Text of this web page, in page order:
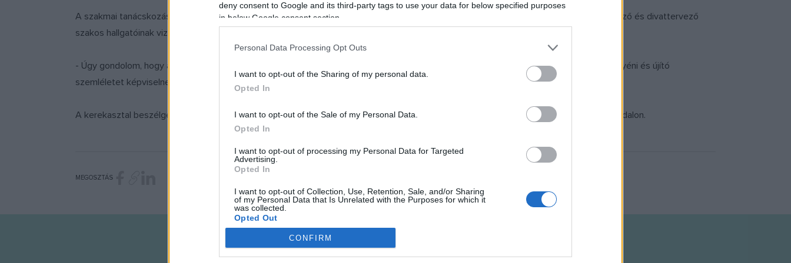
deny consent to Google and its third-party tags to use your data for below specified purposes
in below Google consent section.
Personal Data Processing Opt Outs
I want to opt-out of the Sharing of my personal data.
Opted In
I want to opt-out of the Sale of my Personal Data.
Opted In
I want to opt-out of processing my Personal Data for Targeted
Advertising.
Opted In
I want to opt-out of Collection, Use, Retention, Sale, and/or Sharing
of my Personal Data that Is Unrelated with the Purposes for which it
was collected.
Opted Out
Google consents
CONFIRM
A szakmai tanácskozás előtt egy kiállításmegnyitóra is sor került: a KREA tervezőgrafikus, operátor, lakberendező, stylist, enetriőrtervező és divattervező
szakos hallgatóinak vizsgamunkái láthatók a KREA Kortárs Művészeti Műhelyben, november közepéig.
- Úgy gondolom, hogy a most megnyílt, hallgatói vizsgamunkákat bemutató kiállítás darabjai is bizonyítják, hogy iskolánk tanulói friss, egyéni és újító
szemléletet képviselnek a hazai piacon - mondta
, a KREA Művészeti Iskola és Kortárs Művészeti Műhely igazgatója.
A kerekasztal beszélgetésről készült videofelvétel és az előadások rövid kivonata hamarosan elérhető lesz a www.kreaiskola.hu weboldalon.
MEGOSZTÁS